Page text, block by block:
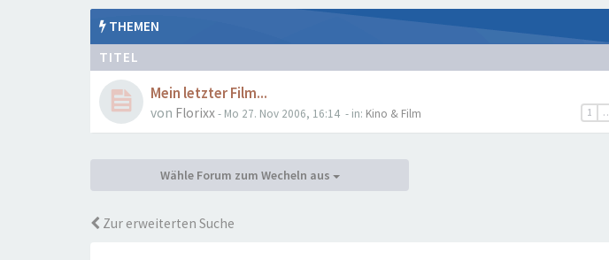
THEMEN
TITEL
Mein letzter Film...
1
von Florixx- Mo 27. Nov 2006, 16:14 - in: Kino & Film
Wähle Forum zum Wecheln aus
Zur erweiterten Suche